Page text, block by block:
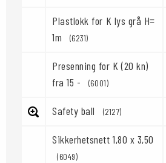
Plastlokk for K lys grå H=
1m
(6231)
Presenning for K (20 kn)
fra 15 -
(6001)
Safety ball (2127)
Sikkerhetsnett 1,80 x 3,50
(6049)